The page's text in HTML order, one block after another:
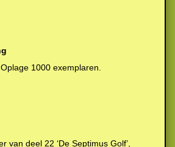
1000 exemplaren.
van deel 22 ‘De Septimus Golf’,